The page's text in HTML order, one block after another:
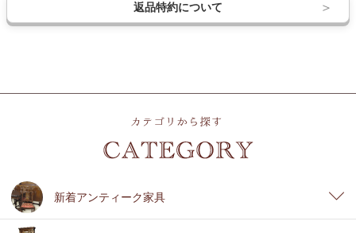
返品特約について
新着アンティーク家具